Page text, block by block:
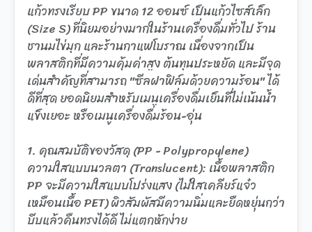
แก้วทรงเรียบ PP ขนาด 12 ออนซ์ เป็นแก้วไซส์เล็ก
(Size S) ที่นิยมอย่างมากในร้านเครื่องดื่มทั่วไป ร้าน
ชานมไข่มุก และร้านกาแฟโบราณ เนื่องจากเป็น
พลาสติกที่มีความคุ้มค่าสูง ต้นทุนประหยัด และมีจุด
เด่นสำคัญที่สามารถ "ซีลฝาฟิล์มด้วยความร้อน" ได้
ดีที่สุด ยอดนิยมสำหรับเมนูเครื่องดื่มเย็นที่ไม่เน้นน้ำ
แข็งเยอะ หรือเมนูเครื่องดื่มร้อน-อุ่น
1. คุณสมบัติของวัสดุ (PP - Polypropylene)
ความใสแบบนวลตา (Translucent): เนื้อพลาสติก
PP จะมีความใสแบบโปร่งแสง (ไม่ใสเคลียร์แจ๋ว
เหมือนเนื้อ PET) ผิวสัมผัสมีความนิ่มและยืดหยุ่นกว่า
บีบแล้วคืนทรงได้ดี ไม่แตกหักง่าย